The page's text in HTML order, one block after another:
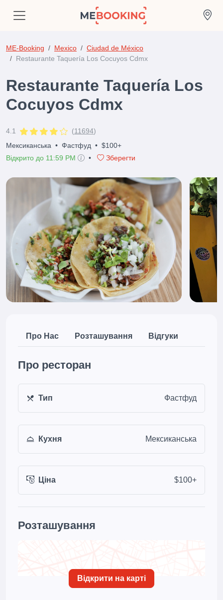
ME-Booking Mexico
Ciudad de México
Restaurante Taquería Los Cocuyos Cdmx
Restaurante Taquería Los
Cocuyos Cdmx
4.1 (11694)
Мексиканська • Фастфуд • $100+
Відкрито до 11:59 PM
• Зберегти
Про Нас Розташування Відгуки
Про ресторан
Тип Фастфуд
Кухня Мексиканська
Ціна $100+
Розташування
Відкрити на карті